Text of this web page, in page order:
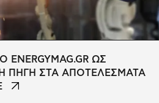
ΩΣ
ΠΗΓΗ ΣΤΑ ΑΠΟΤΕΛΕΣΜΑΤΑ